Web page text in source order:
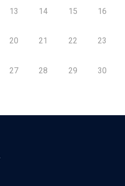
13 14 15 16
20 21 22 23
27 28 29 30